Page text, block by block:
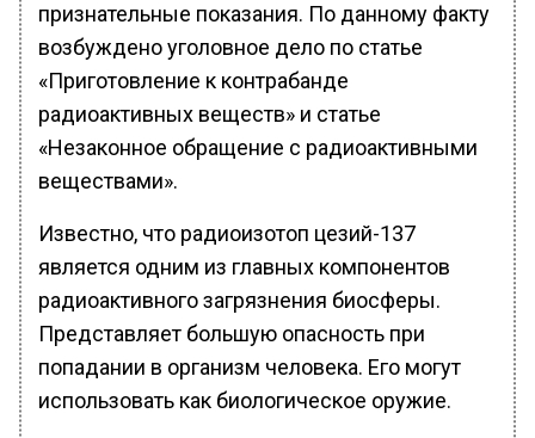
признательные показания. По данному факту
возбуждено уголовное дело по статье
«Приготовление к контрабанде
радиоактивных веществ» и статье
«Незаконное обращение с радиоактивными
веществами».
Известно, что радиоизотоп цезий-137
является одним из главных компонентов
радиоактивного загрязнения биосферы.
Представляет большую опасность при
попадании в организм человека. Его могут
использовать как биологическое оружие.